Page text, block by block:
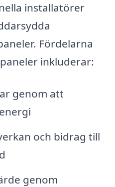
installatörer
Fördelarna
inkluderar:
genom att
och bidrag till
genom